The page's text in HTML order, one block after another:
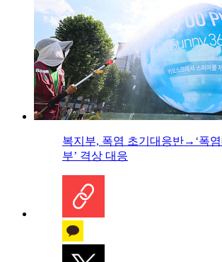
복지부, 폭염 초기대응반→‘폭
부’ 격상 대응